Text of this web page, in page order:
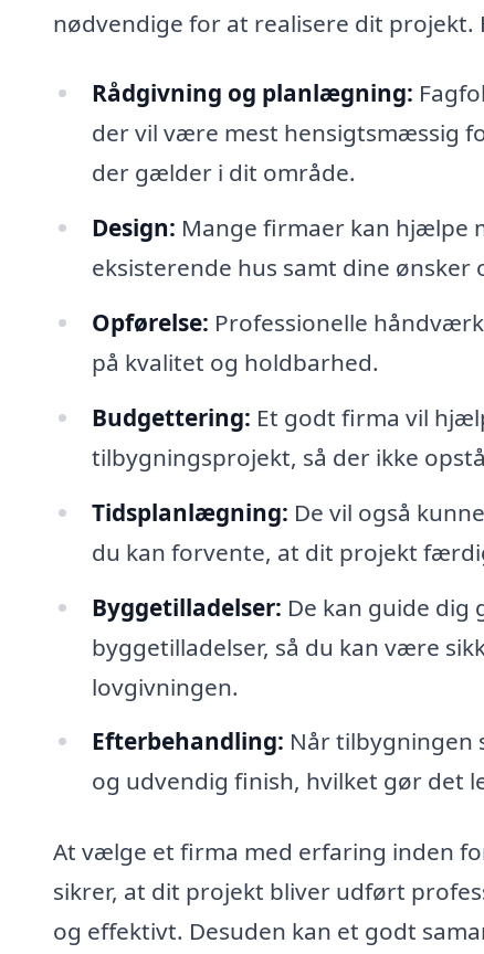
nødvendige for at realisere dit
Rådgivning og planlægning:
der vil være mest hensigtsmæssig
der gælder i dit område.
Design: Mange firmaer kan hjælpe
eksisterende hus samt dine ønsker
Opførelse: Professionelle
på kvalitet og holdbarhed.
Budgettering: Et godt firma vil
tilbygningsprojekt, så der ikke
Tidsplanlægning: De vil også
du kan forvente, at dit projekt
Byggetilladelser: De kan guide dig
byggetilladelser, så du kan være
lovgivningen.
Efterbehandling: Når tilbygningen
og udvendig finish, hvilket gør det
At vælge et firma med erfaring inden
sikrer, at dit projekt bliver udført
og effektivt. Desuden kan et godt